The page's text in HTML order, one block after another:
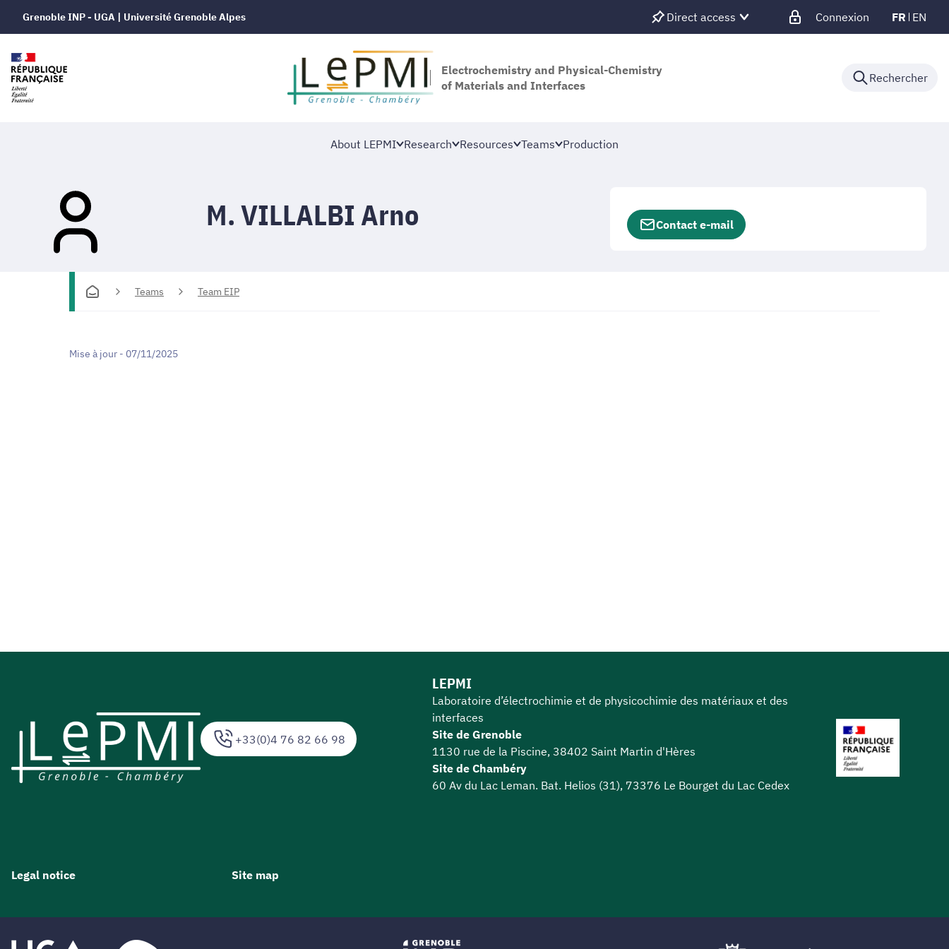
Grenoble INP - UGA | Université Grenoble Alpes Direct access Connexion FR EN
Electrochemistry and Physical-Chemistry
of Materials and Interfaces
Rechercher
About LEPMI Research Resources Teams Production
M. VILLALBI Arno Contact e-mail
Teams Team EIP
Mise à jour - 07/11/2025
+33(0)4 76 82 66 98
LEPMI
Laboratoire d’électrochimie et de physicochimie des matériaux et des
interfaces
Site de Grenoble
1130 rue de la Piscine, 38402 Saint Martin d'Hères
Site de Chambéry
60 Av du Lac Leman. Bat. Helios (31), 73376 Le Bourget du Lac Cedex
Legal notice Site map